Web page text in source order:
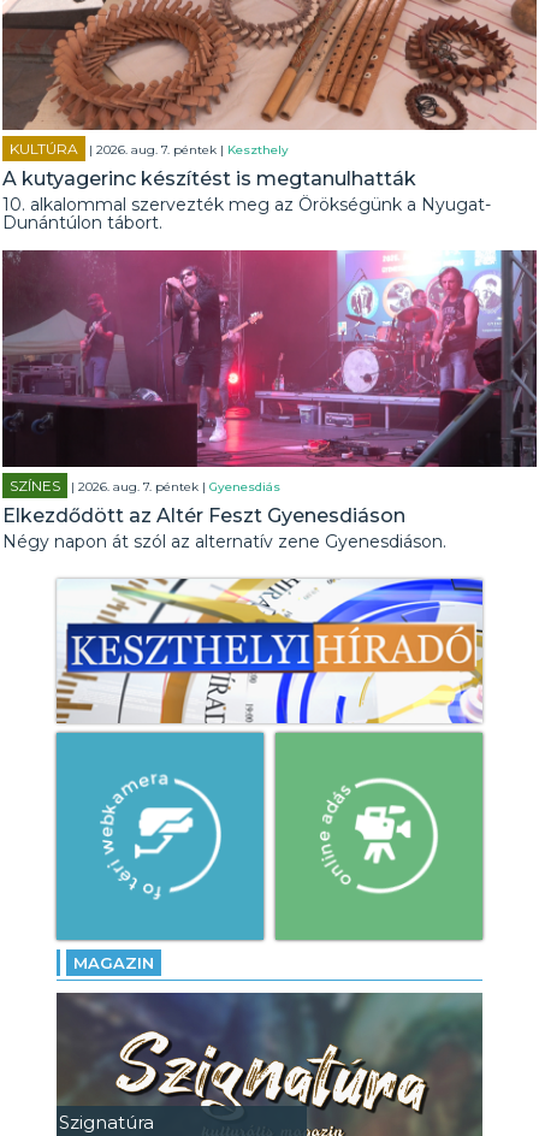
KULTÚRA | 2026. aug. 7. péntek | Keszthely
A kutyagerinc készítést is megtanulhatták
10. alkalommal szervezték meg az Örökségünk a Nyugat-
Dunántúlon tábort.
SZÍNES | 2026. aug. 7. péntek |Gyenesdiás
Elkezdődött az Altér Feszt Gyenesdiáson
Négy napon át szól az alternatív zene Gyenesdiáson.
MAGAZIN
Szignatúra